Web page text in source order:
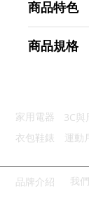
商品特色
磁力定位：
商品規格
主要材質：
商品尺寸：
產地名稱：
代理商：亞
家用電器 3C與
衣包鞋錶
運動
品牌介紹 我